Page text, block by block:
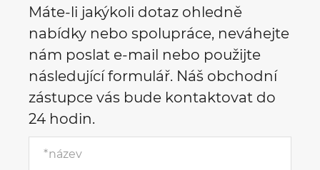
Máte-li jakýkoli dotaz ohledně
nabídky nebo spolupráce, neváhejte
nám poslat e-mail nebo použijte
následující formulář. Náš obchodní
zástupce vás bude kontaktovat do
24 hodin.